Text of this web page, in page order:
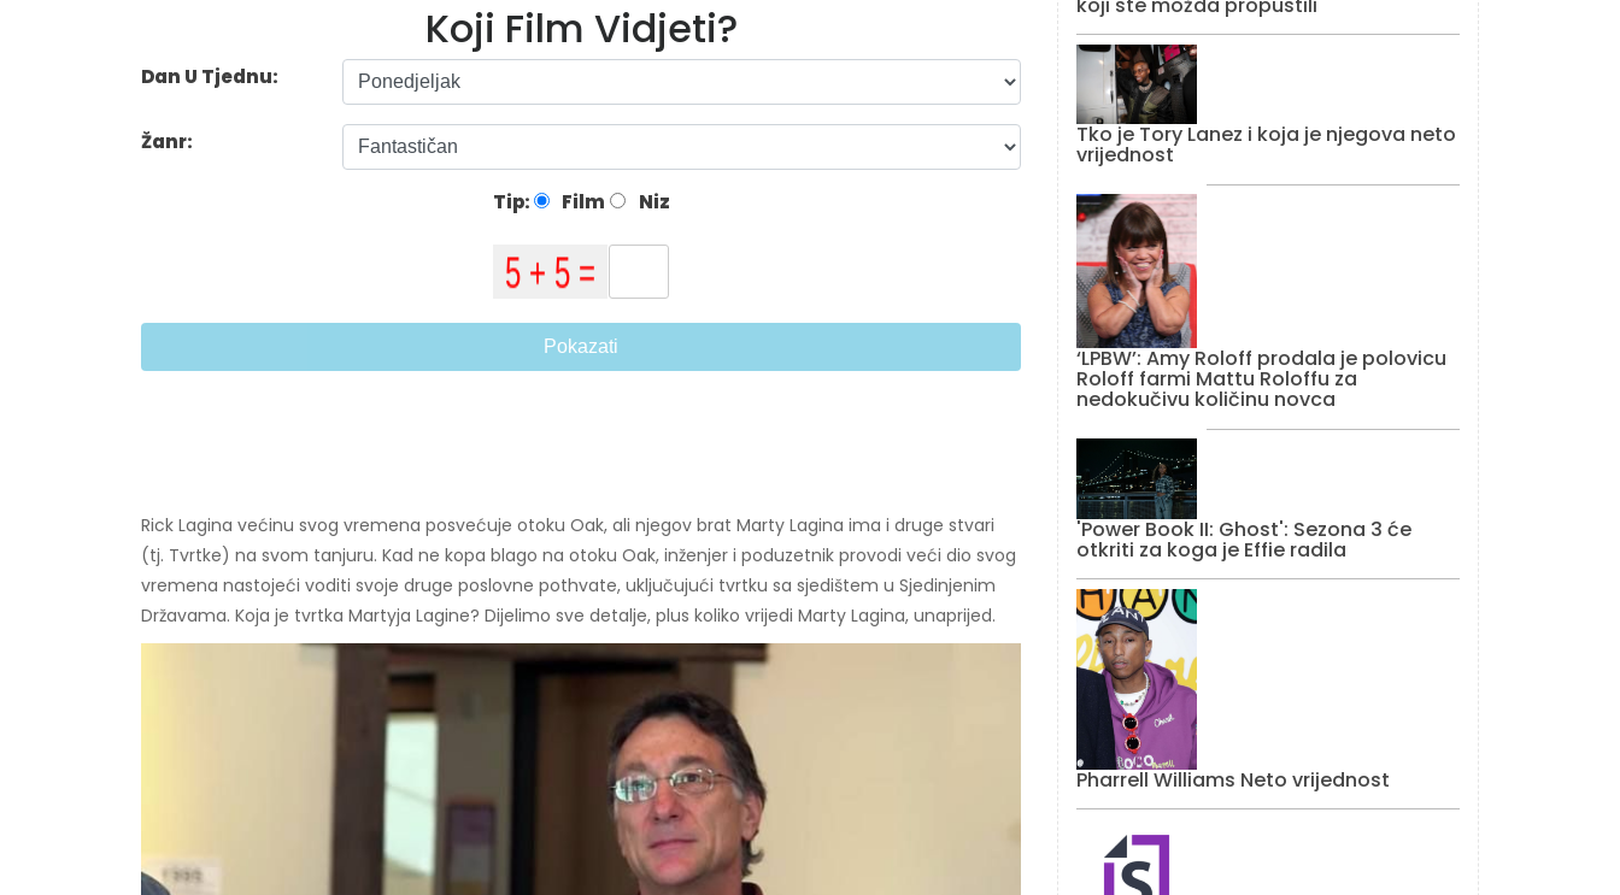
Koji Film Vidjeti?
Dan U Tjednu:
Žanr:
Tip: Film Niz
Pokazati
Rick Lagina većinu svog vremena posvećuje otoku Oak, ali njegov brat Marty Lagina ima i druge stvari
(tj. Tvrtke) na svom tanjuru. Kad ne kopa blago na otoku Oak, inženjer i poduzetnik provodi veći dio svog
vremena nastojeći voditi svoje druge poslovne pothvate, uključujući tvrtku sa sjedištem u Sjedinjenim
Državama. Koja je tvrtka Martyja Lagine? Dijelimo sve detalje, plus koliko vrijedi Marty Lagina, unaprijed.
Tko je Tory Lanez i koja je njegova neto
vrijednost
‘LPBW’: Amy Roloff prodala je polovicu
Roloff farmi Mattu Roloffu za
nedokučivu količinu novca
'Power Book II: Ghost': Sezona 3 će
otkriti za koga je Effie radila
Pharrell Williams Neto vrijednost